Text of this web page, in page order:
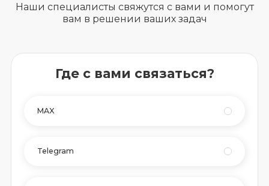
Наши специалисты свяжутся с вами и помогут
вам в решении ваших задач
Где с вами связаться?
MAX
Telegram